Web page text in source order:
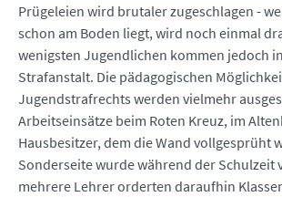
Prügeleien wird brutaler zugeschlagen - wenn das Opfer
schon am Boden liegt, wird noch einmal
wenigsten Jugendlichen kommen jedoch
Strafanstalt. Die pädagogischen
Jugendstrafrechts werden vielmehr
Arbeitseinsätze beim Roten Kreuz, im
Hausbesitzer, dem die Wand vollgesprüht
Sonderseite wurde während der Schulzeit
mehrere Lehrer orderten daraufhin